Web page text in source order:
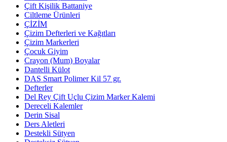
Çift Kişilik Battaniye
Ciltleme Ürünleri
ÇİZİM
Çizim Defterleri ve Kağıtları
Çizim Markerleri
Çocuk Giyim
Crayon (Mum) Boyalar
Dantelli Külot
DAS Smart Polimer Kil 57 gr.
Defterler
Del Rey Çift Uçlu Çizim Marker Kalemi
Dereceli Kalemler
Derin Sisal
Ders Aletleri
Destekli Sütyen